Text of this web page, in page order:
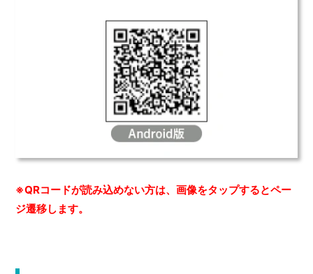
※QRコードが読み込めない方は、画像をタップするとペー
ジ遷移します。